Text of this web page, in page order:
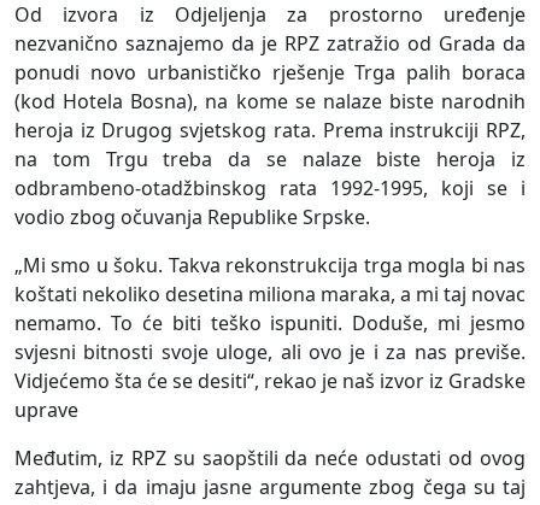
Od izvora iz Odjeljenja za prostorno uređenje
nezvanično saznajemo da je RPZ zatražio od Grada da
ponudi novo urbanističko rješenje Trga palih boraca
(kod Hotela Bosna), na kome se nalaze biste narodnih
heroja iz Drugog svjetskog rata. Prema instrukciji RPZ,
na tom Trgu treba da se nalaze biste heroja iz
odbrambeno-otadžbinskog rata 1992-1995, koji se i
vodio zbog očuvanja Republike Srpske.
„Mi smo u šoku. Takva rekonstrukcija trga mogla bi nas
koštati nekoliko desetina miliona maraka, a mi taj novac
nemamo. To će biti teško ispuniti. Doduše, mi jesmo
svjesni bitnosti svoje uloge, ali ovo je i za nas previše.
Vidjećemo šta će se desiti“, rekao je naš izvor iz Gradske
uprave
Međutim, iz RPZ su saopštili da neće odustati od ovog
zahtjeva, i da imaju jasne argumente zbog čega su taj